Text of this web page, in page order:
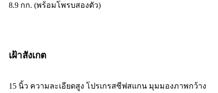
8.9 กก. (พร้อมโพรบสองตัว)
เฝ้าสังเกต
15 นิ้ว ความละเอียดสูง โปรเกรสซีฟสแกน มุมมองภาพกว้าง